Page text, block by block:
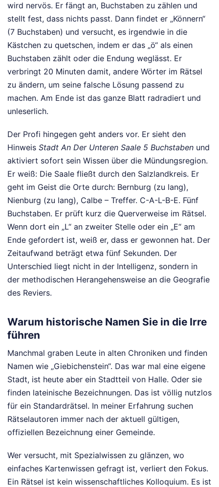
wird nervös. Er fängt an, Buchstaben zu zählen und
stellt fest, dass nichts passt. Dann findet er „Könnern“
(7 Buchstaben) und versucht, es irgendwie in die
Kästchen zu quetschen, indem er das „ö“ als einen
Buchstaben zählt oder die Endung weglässt. Er
verbringt 20 Minuten damit, andere Wörter im Rätsel
zu ändern, um seine falsche Lösung passend zu
machen. Am Ende ist das ganze Blatt radradiert und
unleserlich.
Der Profi hingegen geht anders vor. Er sieht den
Hinweis Stadt An Der Unteren Saale 5 Buchstaben und
aktiviert sofort sein Wissen über die Mündungsregion.
Er weiß: Die Saale fließt durch den Salzlandkreis. Er
geht im Geist die Orte durch: Bernburg (zu lang),
Nienburg (zu lang), Calbe – Treffer. C-A-L-B-E. Fünf
Buchstaben. Er prüft kurz die Querverweise im Rätsel.
Wenn dort ein „L“ an zweiter Stelle oder ein „E“ am
Ende gefordert ist, weiß er, dass er gewonnen hat. Der
Zeitaufwand beträgt etwa fünf Sekunden. Der
Unterschied liegt nicht in der Intelligenz, sondern in
der methodischen Herangehensweise an die Geografie
des Reviers.
Warum historische Namen Sie in die Irre
führen
Manchmal graben Leute in alten Chroniken und finden
Namen wie „Giebichenstein“. Das war mal eine eigene
Stadt, ist heute aber ein Stadtteil von Halle. Oder sie
finden lateinische Bezeichnungen. Das ist völlig nutzlos
für ein Standardrätsel. In meiner Erfahrung suchen
Rätselautoren immer nach der aktuell gültigen,
offiziellen Bezeichnung einer Gemeinde.
Wer versucht, mit Spezialwissen zu glänzen, wo
einfaches Kartenwissen gefragt ist, verliert den Fokus.
Ein Rätsel ist kein wissenschaftliches Kolloquium. Es ist